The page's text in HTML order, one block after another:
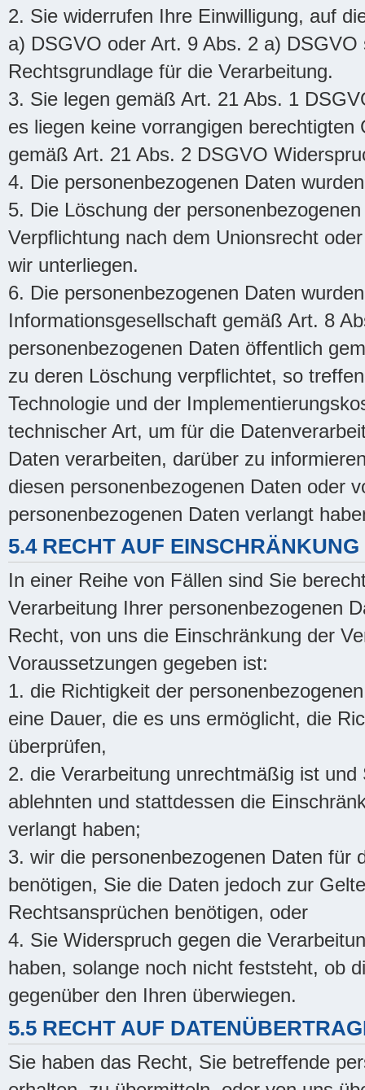
2. Sie widerrufen Ihre Einwilligung, auf
a) DSGVO oder Art. 9 Abs. 2 a)
Rechtsgrundlage für die Verarbeitung.
3. Sie legen gemäß Art. 21 Abs. 1
es liegen keine vorrangigen
gemäß Art. 21 Abs. 2 DSGVO
4. Die personenbezogenen Daten
5. Die Löschung der
Verpflichtung nach dem Unionsrecht
wir unterliegen.
6. Die personenbezogenen Daten
Informationsgesellschaft gemäß Art. 8
personenbezogenen Daten öffentlich
zu deren Löschung verpflichtet, so
Technologie und der
technischer Art, um für die
Daten verarbeiten, darüber zu
diesen personenbezogenen Daten oder
personenbezogenen Daten verlangt
5.4 RECHT AUF
In einer Reihe von Fällen sind Sie
Verarbeitung Ihrer personenbezogenen
Recht, von uns die Einschränkung der
Voraussetzungen gegeben ist:
1. die Richtigkeit der
eine Dauer, die es uns ermöglicht, die
überprüfen,
2. die Verarbeitung unrechtmäßig ist
ablehnten und stattdessen die
verlangt haben;
3. wir die personenbezogenen Daten für
benötigen, Sie die Daten jedoch zur
Rechtsansprüchen benötigen, oder
4. Sie Widerspruch gegen die
haben, solange noch nicht feststeht, ob
gegenüber den Ihren überwiegen.
5.5 RECHT AUF
Sie haben das Recht, Sie betreffende